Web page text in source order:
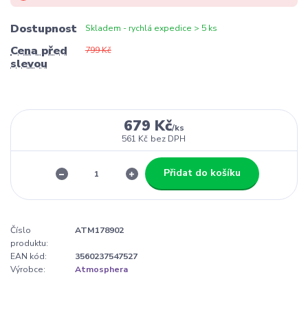
Dostupnost Skladem - rychlá expedice > 5 ks
Cena před
slevou
799 Kč
679 Kč/ks
561 Kč bez DPH
Přidat do košíku
Číslo
produktu:
ATM178902
EAN kód:
3560237547527
Výrobce:
Atmosphera